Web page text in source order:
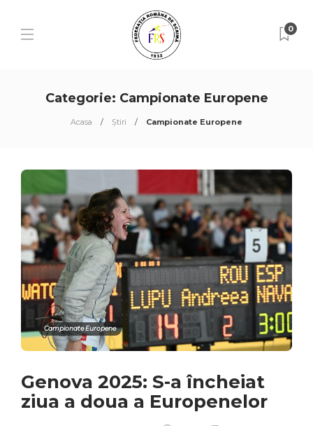
0
Categorie: Campionate Europene
Acasa Știri Campionate Europene
Campionate Europene
Genova 2025: S-a încheiat
ziua a doua a Europenelor